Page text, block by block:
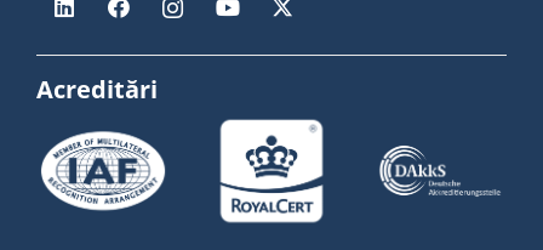
Acreditări